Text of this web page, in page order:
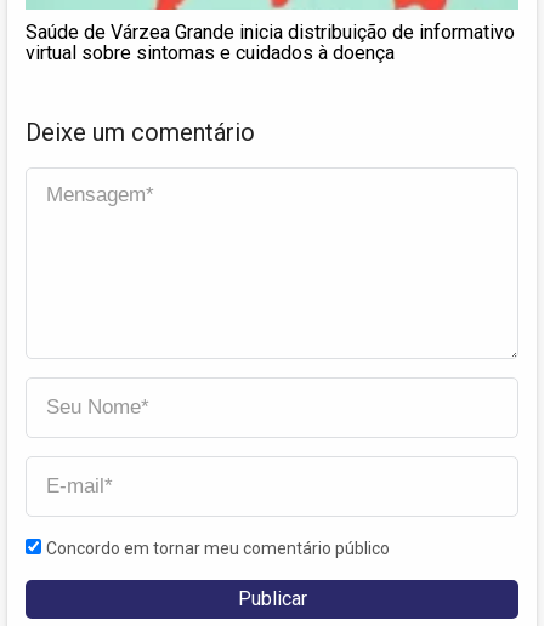
Saúde de Várzea Grande inicia distribuição de informativo
virtual sobre sintomas e cuidados à doença
Deixe um comentário
Concordo em tornar meu comentário público